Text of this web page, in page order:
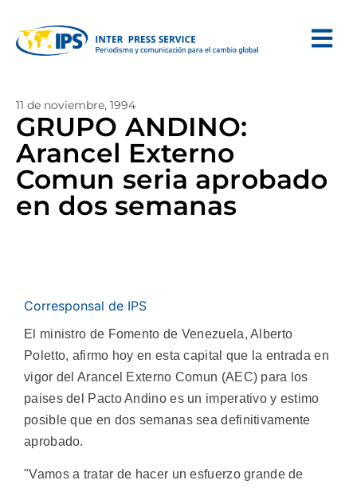
11 de noviembre, 1994
GRUPO ANDINO:
Arancel Externo
Comun seria aprobado
en dos semanas
Corresponsal de IPS
El ministro de Fomento de Venezuela, Alberto
Poletto, afirmo hoy en esta capital que la entrada en
vigor del Arancel Externo Comun (AEC) para los
paises del Pacto Andino es un imperativo y estimo
posible que en dos semanas sea definitivamente
aprobado.
"Vamos a tratar de hacer un esfuerzo grande de